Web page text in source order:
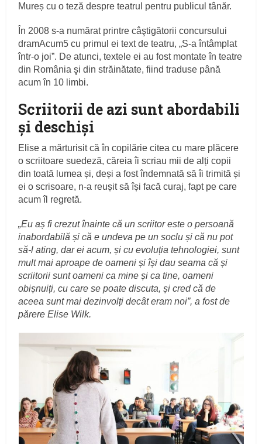
Mureș cu o teză despre teatrul pentru publicul tânăr.
În 2008 s-a numărat printre câştigătorii concursului
dramAcum5 cu primul ei text de teatru, „S-a întâmplat
într-o joi”. De atunci, textele ei au fost montate în teatre
din România şi din străinătate, fiind traduse până
acum în 10 limbi.
Scriitorii de azi sunt abordabili
și deschiși
Elise a mărturisit că în copilărie citea cu mare plăcere
o scriitoare suedeză, căreia îi scriau mii de alți copii
din toată lumea și, deși a fost îndemnată să îi trimită și
ei o scrisoare, n-a reușit să își facă curaj, fapt pe care
acum îl regretă.
„Eu aș fi crezut înainte că un scriitor este o persoană
inabordabilă și că e undeva pe un soclu și că nu pot
să-l ating, dar ei acum, și cu evoluția tehnologiei, sunt
mult mai aproape de oameni și își dau seama că și
scriitorii sunt oameni ca mine și ca tine, oameni
obișnuiți, cu care se poate discuta, și cred că de
aceea sunt mai dezinvolți decât eram noi”, a fost de
părere Elise Wilk.